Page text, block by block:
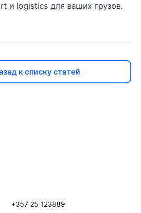
и logistics для ваших грузов.
к списку статей
+357 25 123889